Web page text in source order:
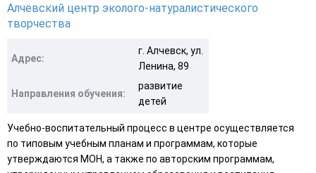
Алчевский центр эколого-натуралистического
творчества
Адрес:
г. Алчевск, ул.
Ленина, 89
Направления обучения:
развитие
детей
Учебно-воспитательный процесс в центре осуществляется
по типовым учебным планам и программам, которые
утверждаются МОН, а также по авторским программам,